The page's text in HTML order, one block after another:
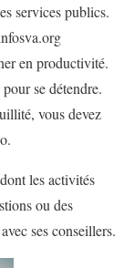
services publics.
en productivité.
se détendre.
vous devez
dont les activités
ou des
ses conseillers.